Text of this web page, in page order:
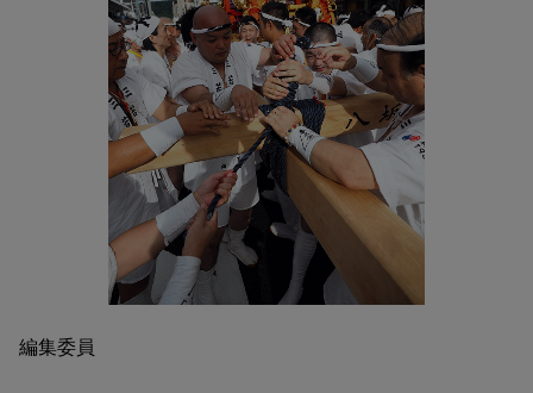
編集委員